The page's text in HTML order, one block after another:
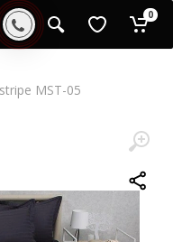
0
MST-05